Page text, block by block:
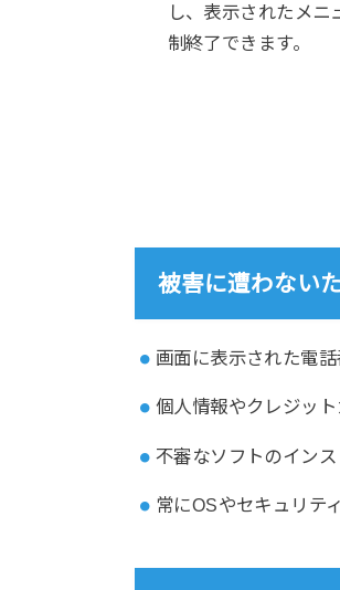
し、表示されたメ
制終了できます。
被害に遭わない
画面に表示された電
個人情報やクレジッ
不審なソフトのイン
常にOSやセキュリテ